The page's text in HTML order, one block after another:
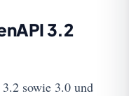
3.2
sowie 3.0 und